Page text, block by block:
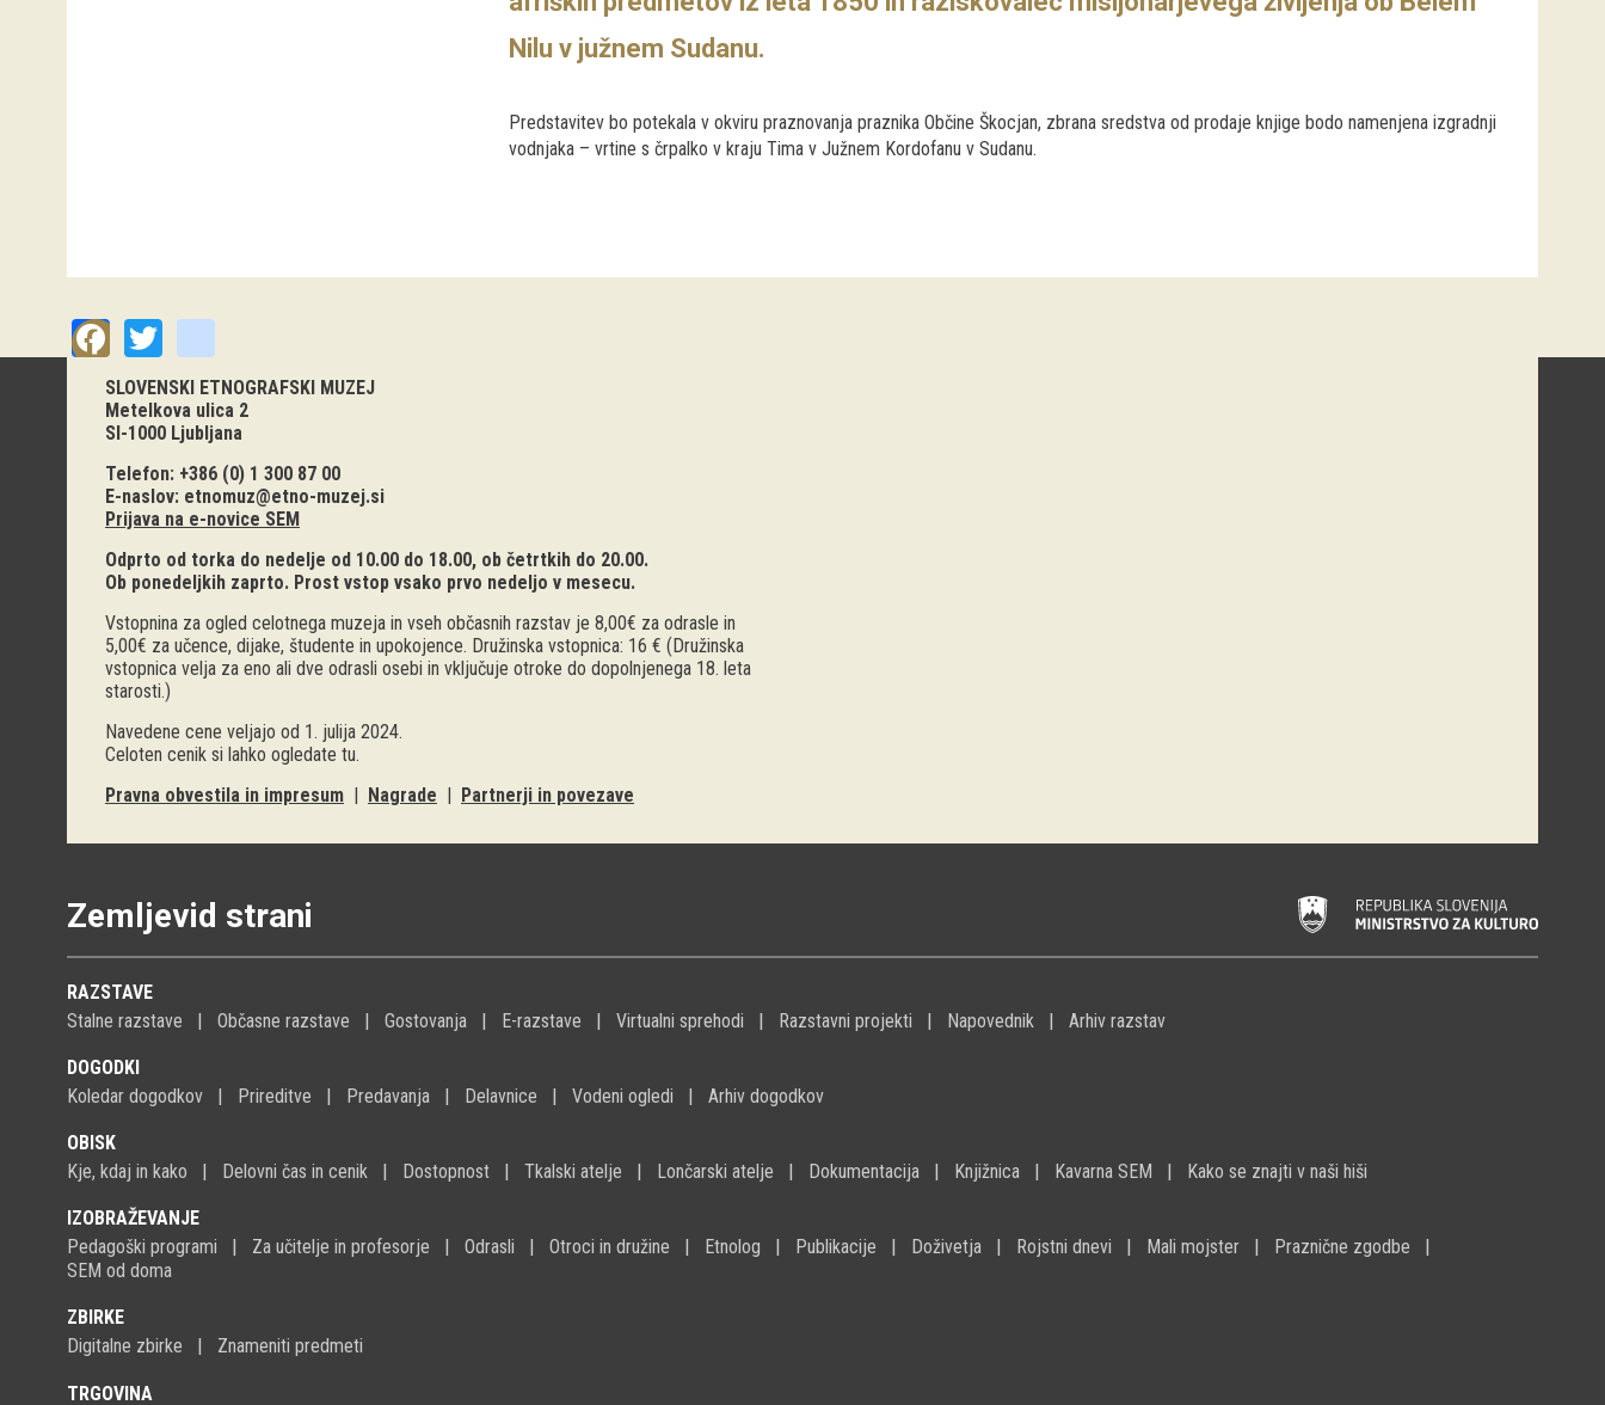
Nilu v južnem Sudanu.
Predstavitev bo potekala v okviru praznovanja praznika Občine Škocjan, zbrana sredstva od prodaje knjige bodo namenjena izgradnji
vodnjaka – vrtine s črpalko v kraju Tima v Južnem Kordofanu v Sudanu.
Facebook
Twitter
SLOVENSKI ETNOGRAFSKI MUZEJ
Metelkova ulica 2
SI-1000 Ljubljana
Telefon: +386 (0) 1 300 87 00
E-naslov: etnomuz@etno-muzej.si
Prijava na e-novice SEM
Odprto od torka do nedelje od 10.00 do 18.00, ob četrtkih do 20.00.
Ob ponedeljkih zaprto. Prost vstop vsako prvo nedeljo v mesecu.
Vstopnina za ogled celotnega muzeja in vseh občasnih razstav je 8,00€ za odrasle in
5,00€ za učence, dijake, študente in upokojence. Družinska vstopnica: 16 € (Družinska
vstopnica velja za eno ali dve odrasli osebi in vključuje otroke do dopolnjenega 18. leta
starosti.)
Navedene cene veljajo od 1. julija 2024.
Celoten cenik si lahko ogledate tu.
Pravna obvestila in impresum | Nagrade | Partnerji in povezave
Zemljevid strani
RAZSTAVE
Stalne razstave
Občasne razstave Gostovanja E-razstave Virtualni sprehodi Razstavni projekti Napovednik Arhiv razstav
DOGODKI
Koledar dogodkov
Prireditve Predavanja Delavnice Vodeni ogledi Arhiv dogodkov
OBISK
Kje, kdaj in kako
Delovni čas in cenik Dostopnost Tkalski atelje Lončarski atelje Dokumentacija Knjižnica Kavarna SEM Kako se znajti v naši hiši
IZOBRAŽEVANJE
Pedagoški programi
Za učitelje in profesorje Odrasli Otroci in družine Etnolog Publikacije Doživetja Rojstni dnevi Mali mojster
Praznične zgodbe
SEM od doma
ZBIRKE
Digitalne zbirke
Znameniti predmeti
TRGOVINA